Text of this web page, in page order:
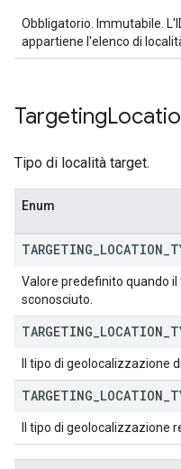
Obbligatorio. Immutabile.
appartiene l'elenco di
Targeting
Tipo di località target.
Enum
TARGETING LOCATION
Valore predefinito quando
sconosciuto.
TARGETING LOCATION
Il tipo di geolocalizzazione
TARGETING LOCATION
Il tipo di geolocalizzazione